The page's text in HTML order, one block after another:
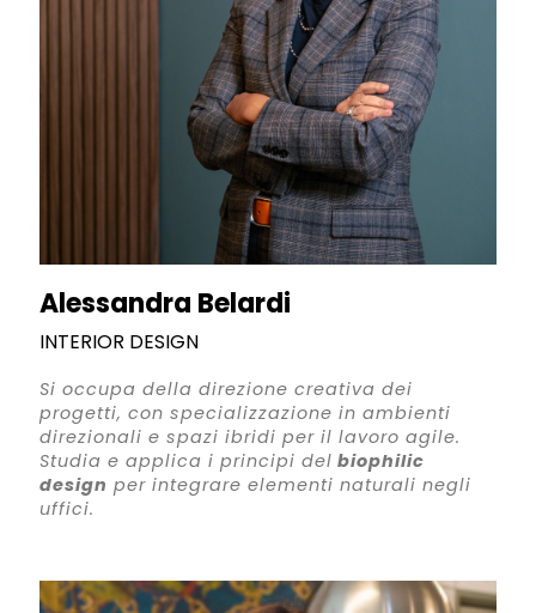
Alessandra Belardi
INTERIOR DESIGN
Si occupa della direzione creativa dei
progetti, con specializzazione in ambienti
direzionali e spazi ibridi per il lavoro agile.
Studia e applica i principi del biophilic
design per integrare elementi naturali negli
uffici.